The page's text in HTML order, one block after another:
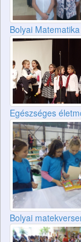
Bolyai
Egészséges
Bolyai